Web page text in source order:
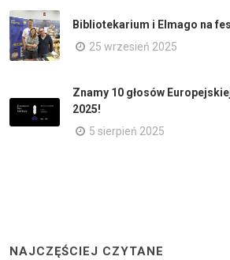
Bibliotekarium i Elmago na
25 wrzesień 2025
Znamy 10 głosów
2025!
5 sierpień 2025
NAJCZĘŚCIEJ CZYTANE